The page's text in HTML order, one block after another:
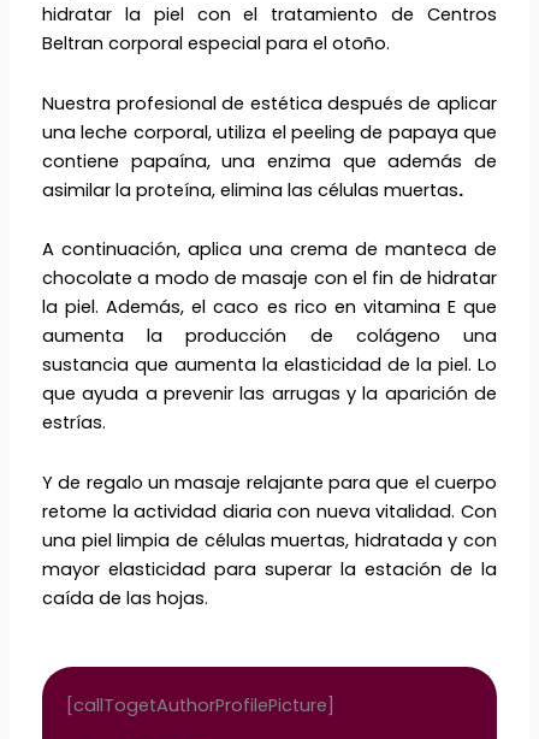
hidratar la piel con el tratamiento de Centros
Beltran corporal especial para el otoño.
Nuestra profesional de estética después de aplicar
una leche corporal, utiliza el peeling de papaya que
contiene papaína, una enzima que además de
asimilar la proteína, elimina las células muertas.
A continuación, aplica una crema de manteca de
chocolate a modo de masaje con el fin de hidratar
la piel. Además, el caco es rico en vitamina E que
aumenta la producción de colágeno una
sustancia que aumenta la elasticidad de la piel. Lo
que ayuda a prevenir las arrugas y la aparición de
estrías.
Y de regalo un masaje relajante para que el cuerpo
retome la actividad diaria con nueva vitalidad. Con
una piel limpia de células muertas, hidratada y con
mayor elasticidad para superar la estación de la
caída de las hojas.
[callTogetAuthorProfilePicture]